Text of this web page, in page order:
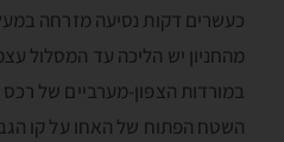
כעשרים דקות נסיעה מזרחה
מהחניון יש הליכה עד המסלול
במורדות הצפון-מערביים של
השטח הפתוח של האחו על קו